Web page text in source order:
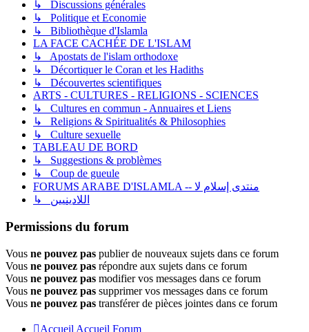
↳ Discussions générales
↳ Politique et Economie
↳ Bibliothèque d'Islamla
LA FACE CACHÉE DE L'ISLAM
↳ Apostats de l'islam orthodoxe
↳ Décortiquer le Coran et les Hadiths
↳ Découvertes scientifiques
ARTS - CULTURES - RELIGIONS - SCIENCES
↳ Cultures en commun - Annuaires et Liens
↳ Religions & Spiritualités & Philosophies
↳ Culture sexuelle
TABLEAU DE BORD
↳ Suggestions & problèmes
↳ Coup de gueule
FORUMS ARABE D'ISLAMLA -- منتدى إسلام لا
↳ اللادينيين
Permissions du forum
Vous ne pouvez pas publier de nouveaux sujets dans ce forum
Vous ne pouvez pas répondre aux sujets dans ce forum
Vous ne pouvez pas modifier vos messages dans ce forum
Vous ne pouvez pas supprimer vos messages dans ce forum
Vous ne pouvez pas transférer de pièces jointes dans ce forum
Accueil Accueil Forum